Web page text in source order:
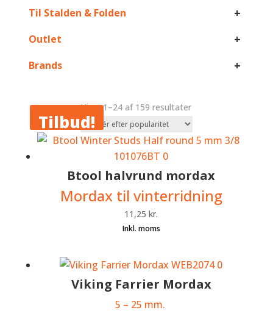
Til Stalden & Folden +
Outlet +
Brands +
Viser 1–24 af 159 resultaterSorteret
popularitet
Btool halvrund mordax
Mordax til vinterridning
11,25kr.
Viking Farrier Mordax
5 – 25 mm.
Tilbud!